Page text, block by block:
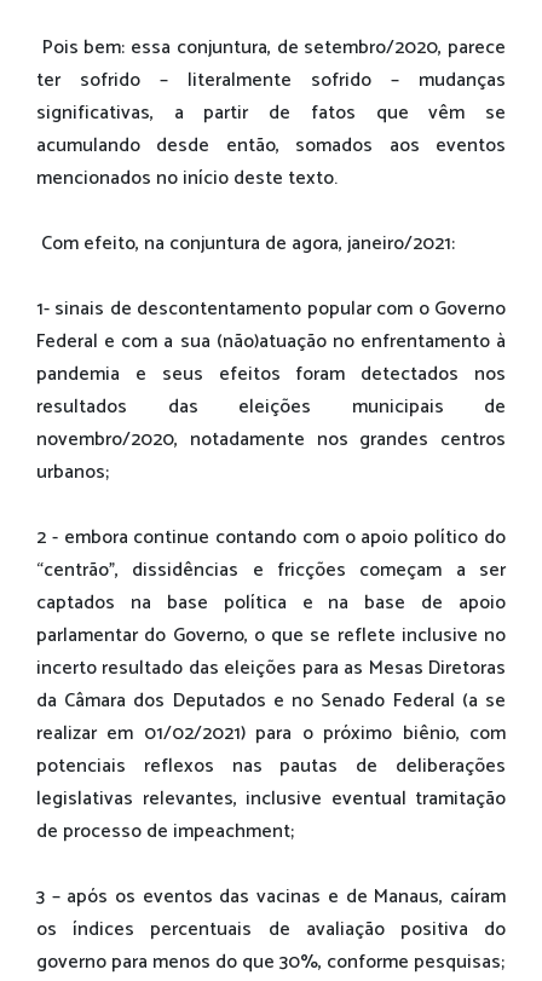
Pois bem: essa conjuntura, de setembro/2020, parece
ter sofrido – literalmente sofrido – mudanças
significativas, a partir de fatos que vêm se
acumulando desde então, somados aos eventos
mencionados no início deste texto.
Com efeito, na conjuntura de agora, janeiro/2021:
1- sinais de descontentamento popular com o Governo
Federal e com a sua (não)atuação no enfrentamento à
pandemia e seus efeitos foram detectados nos
resultados das eleições municipais de
novembro/2020, notadamente nos grandes centros
urbanos;
2 - embora continue contando com o apoio político do
“centrão”, dissidências e fricções começam a ser
captados na base política e na base de apoio
parlamentar do Governo, o que se reflete inclusive no
incerto resultado das eleições para as Mesas Diretoras
da Câmara dos Deputados e no Senado Federal (a se
realizar em 01/02/2021) para o próximo biênio, com
potenciais reflexos nas pautas de deliberações
legislativas relevantes, inclusive eventual tramitação
de processo de impeachment;
3 – após os eventos das vacinas e de Manaus, caíram
os índices percentuais de avaliação positiva do
governo para menos do que 30%, conforme pesquisas;